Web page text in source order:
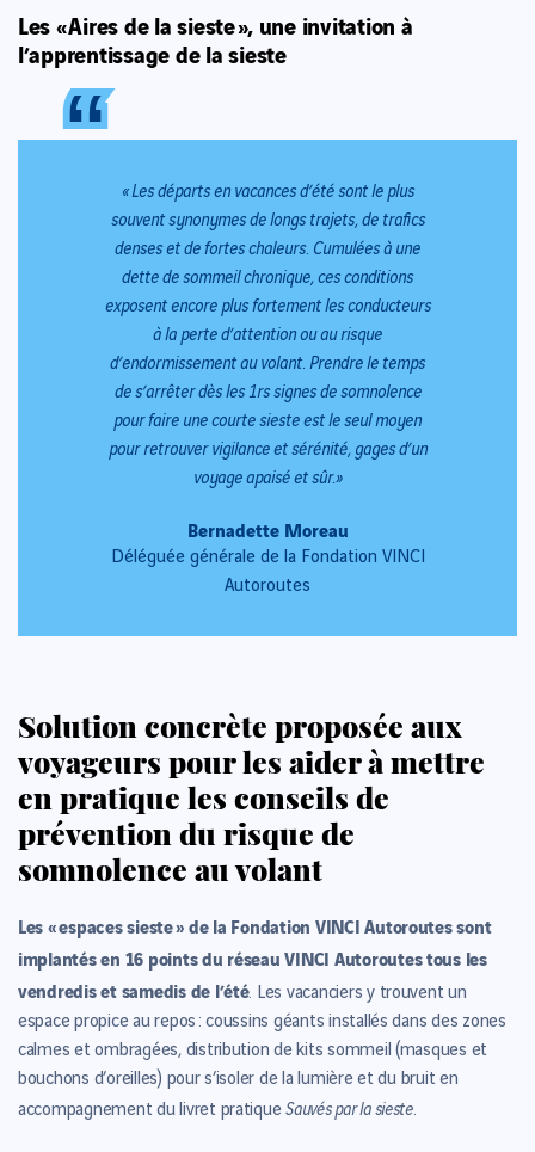
Les « Aires de la sieste », une invitation à
l’apprentissage de la sieste
“
“ «Les départs en vacances d’été sont le plus
souvent synonymes de longs trajets, de trafics
denses et de fortes chaleurs. Cumulées à une
dette de sommeil chronique, ces conditions
exposent encore plus fortement les conducteurs
à la perte d’attention ou au risque
d’endormissement au volant. Prendre le temps
de s’arrêter dès les 1rs signes de somnolence
pour faire une courte sieste est le seul moyen
pour retrouver vigilance et sérénité, gages d’un
voyage apaisé et sûr.»
Bernadette Moreau
Déléguée générale de la Fondation VINCI
Autoroutes
Solution concrète proposée aux
voyageurs pour les aider à mettre
en pratique les conseils de
prévention du risque de
somnolence au volant
Les « espaces sieste » de la Fondation VINCI Autoroutes sont
implantés en 16 points du réseau VINCI Autoroutes tous les
vendredis et samedis de l’été. Les vacanciers y trouvent un
espace propice au repos : coussins géants installés dans des zones
calmes et ombragées, distribution de kits sommeil (masques et
bouchons d’oreilles) pour s’isoler de la lumière et du bruit en
accompagnement du livret pratiqueSauvés par la sieste.